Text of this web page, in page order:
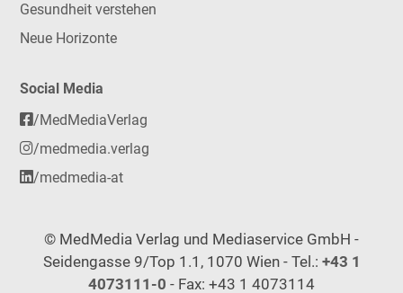
Gesundheit verstehen
Neue Horizonte
Social Media
/MedMediaVerlag
/medmedia.verlag
/medmedia-at
© MedMedia Verlag und Mediaservice GmbH -
Seidengasse 9/Top 1.1, 1070 Wien - Tel.: +43 1
4073111-0 - Fax: +43 1 4073114